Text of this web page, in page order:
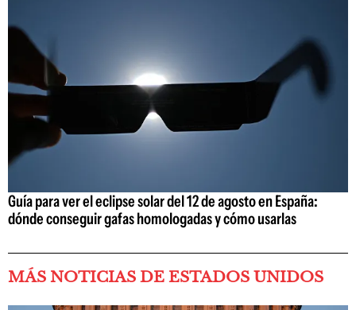
Guía para ver el eclipse solar del 12 de agosto en España:
dónde conseguir gafas homologadas y cómo usarlas
MÁS NOTICIAS DE ESTADOS UNIDOS